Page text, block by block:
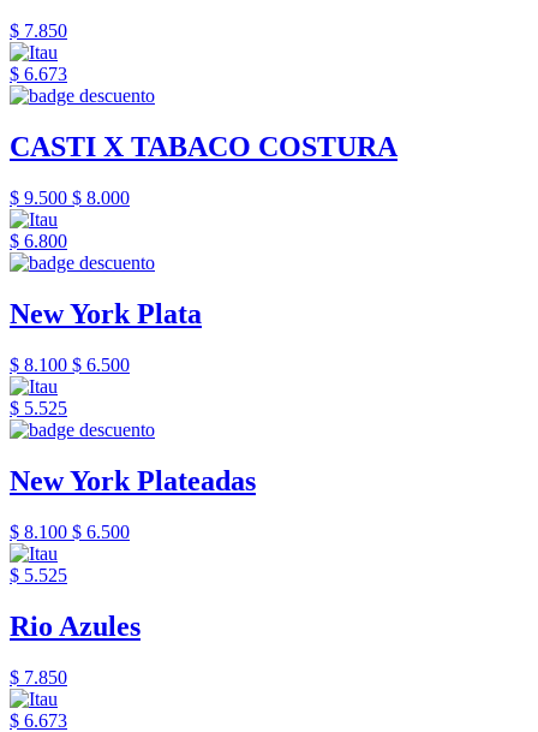
$ 7.850
$ 6.673
CASTI X TABACO COSTURA
$ 9.500 $ 8.000
$ 6.800
New York Plata
$ 8.100 $ 6.500
$ 5.525
New York Plateadas
$ 8.100 $ 6.500
$ 5.525
Rio Azules
$ 7.850
$ 6.673